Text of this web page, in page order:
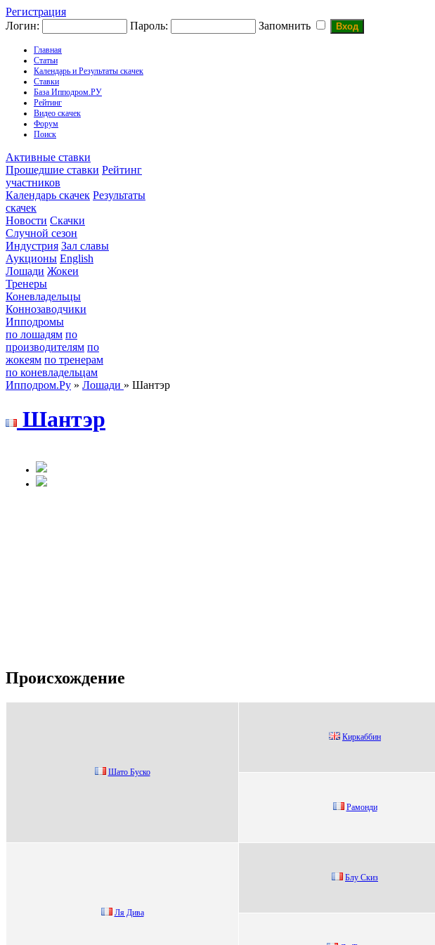
Регистрация
Логин:
Пароль: Запомнить
Главная
Статьи
Календарь и Результаты скачек
Ставки
База Ипподром.РУ
Рейтинг
Видео скачек
Форум
Поиск
Активные ставки
Прошедшие ставки Рейтинг
участников
Календарь скачек Результаты
скачек
Новости Скачки
Случной сезон
Индустрия Зал славы
Аукционы English
Лошади Жокеи
Тренеры
Коневладельцы
Коннозаводчики
Ипподромы
по лошадям по
производителям по
жокеям по тренерам
по коневладельцам
Ипподром.Ру » Лошади » Шантэр
Шантэp
Происхождение
Шато Буско
Киркaббин
Paмoнди
Ля Дива
Блу Скиз